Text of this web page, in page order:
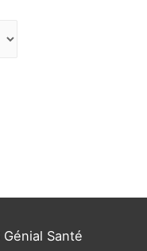
Génial Santé